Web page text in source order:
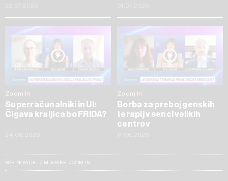
Zoom In
Superračunalniki in UI:
Čigava kraljica bo FRIDA?
Zoom In
Borba za preboj genskih
terapij v senci velikih
centrov
VSE NOVICE IZ RUBRIKE ZOOM IN